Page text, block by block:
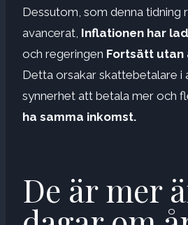
Dessutom, som denna tidning
avancerat, Inflationen har
och regeringen Fortsätt
Detta orsakar skattebetalare i
synnerhet att betala mer och
ha samma inkomst.
De är mer